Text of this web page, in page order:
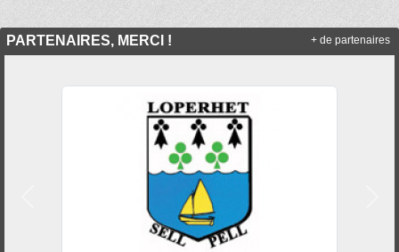
PARTENAIRES, MERCI ! + de partenaires